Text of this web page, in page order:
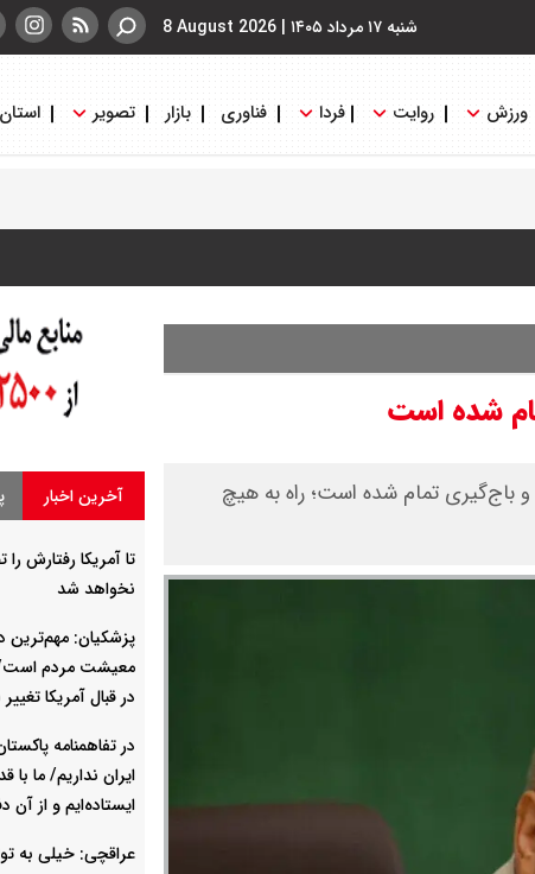
شنبه ۱۷ مرداد ۱۴۰۵ |
8 August 2026
ورزش روایت فردا فناوری بازار تصویر
شده است
تمام شده است؛ راه به هیچ
آخرین اخبار
تا آمریکا رفتارش
نخواهد شد
پزشکیان: مهم‌ترین
معیشت مردم است/
در قبال آمریکا
در تفاهمنامه
ایران نداریم/ ما
ایستاده‌ایم و از آن
عراقچی: خیلی به